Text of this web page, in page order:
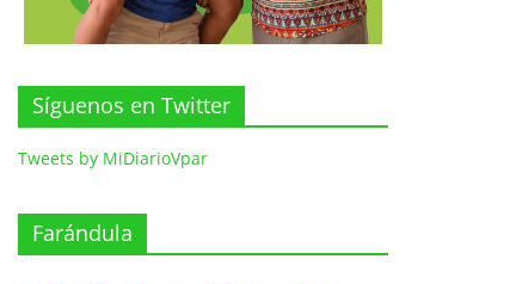
Síguenos en Twitter
Tweets by MiDiarioVpar
Farándula